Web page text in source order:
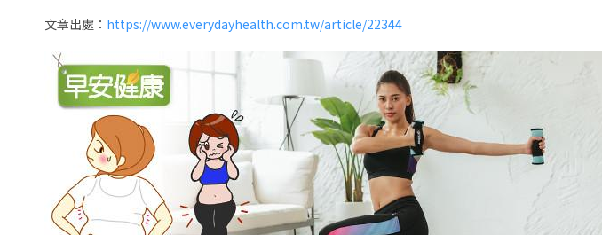
文章出處： https://www.everydayhealth.com.tw/article/22344